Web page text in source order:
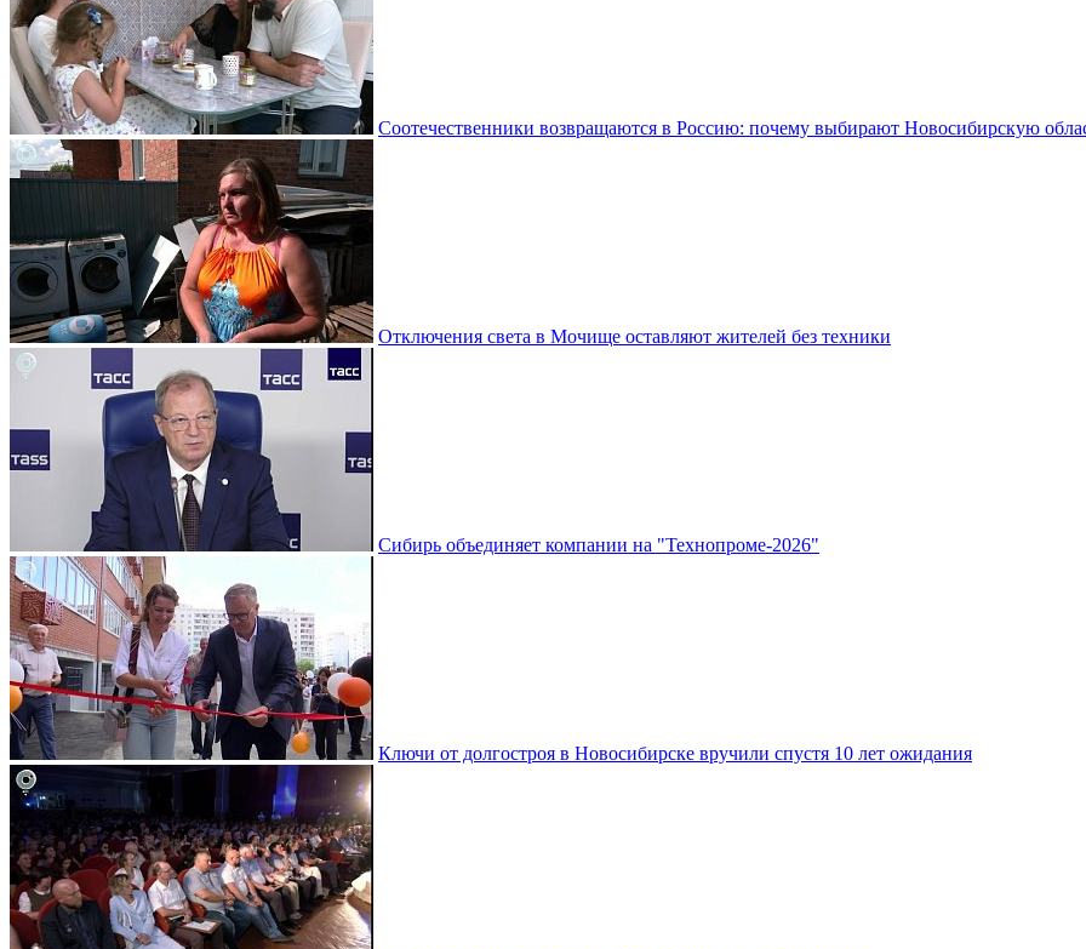
Соотечественники возвращаются в Россию: почему выбирают Новосибирскую
Отключения света в Мочище оставляют жителей без техники
Сибирь объединяет компании на "Технопроме-2026"
Ключи от долгостроя в Новосибирске вручили спустя 10 лет ожидания